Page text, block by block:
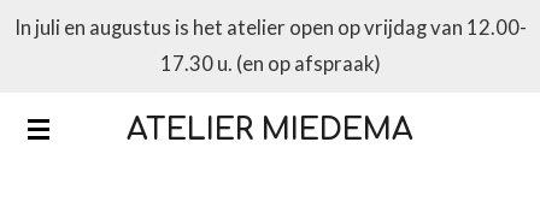
Ga
de
ATELIER MIEDEMA
In juli en augustus is het atelier open op vrijdag van 12.00-
17.30 u. (en op afspraak)